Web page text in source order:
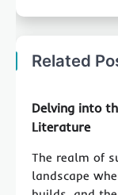
Related
Delving into
Literature
The realm of
landscape